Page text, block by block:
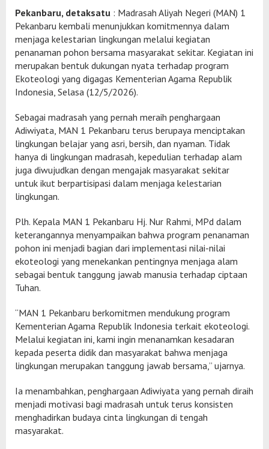
Pekanbaru, detaksatu : Madrasah Aliyah Negeri (MAN) 1
Pekanbaru kembali menunjukkan komitmennya dalam
menjaga kelestarian lingkungan melalui kegiatan
penanaman pohon bersama masyarakat sekitar. Kegiatan ini
merupakan bentuk dukungan nyata terhadap program
Ekoteologi yang digagas Kementerian Agama Republik
Indonesia, Selasa (12/5/2026).
Sebagai madrasah yang pernah meraih penghargaan
Adiwiyata, MAN 1 Pekanbaru terus berupaya menciptakan
lingkungan belajar yang asri, bersih, dan nyaman. Tidak
hanya di lingkungan madrasah, kepedulian terhadap alam
juga diwujudkan dengan mengajak masyarakat sekitar
untuk ikut berpartisipasi dalam menjaga kelestarian
lingkungan.
Plh. Kepala MAN 1 Pekanbaru Hj. Nur Rahmi, MPd dalam
keterangannya menyampaikan bahwa program penanaman
pohon ini menjadi bagian dari implementasi nilai-nilai
ekoteologi yang menekankan pentingnya menjaga alam
sebagai bentuk tanggung jawab manusia terhadap ciptaan
Tuhan.
“MAN 1 Pekanbaru berkomitmen mendukung program
Kementerian Agama Republik Indonesia terkait ekoteologi.
Melalui kegiatan ini, kami ingin menanamkan kesadaran
kepada peserta didik dan masyarakat bahwa menjaga
lingkungan merupakan tanggung jawab bersama,” ujarnya.
Ia menambahkan, penghargaan Adiwiyata yang pernah diraih
menjadi motivasi bagi madrasah untuk terus konsisten
menghadirkan budaya cinta lingkungan di tengah
masyarakat.